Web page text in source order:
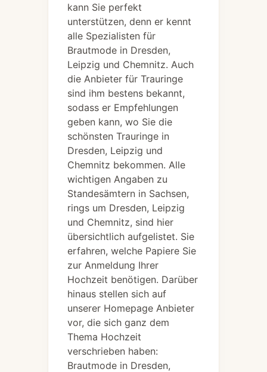
kann Sie perfekt
unterstützen, denn er kennt
alle Spezialisten für
Brautmode in Dresden,
Leipzig und Chemnitz. Auch
die Anbieter für Trauringe
sind ihm bestens bekannt,
sodass er Empfehlungen
geben kann, wo Sie die
schönsten Trauringe in
Dresden, Leipzig und
Chemnitz bekommen. Alle
wichtigen Angaben zu
Standesämtern in Sachsen,
rings um Dresden, Leipzig
und Chemnitz, sind hier
übersichtlich aufgelistet. Sie
erfahren, welche Papiere Sie
zur Anmeldung Ihrer
Hochzeit benötigen. Darüber
hinaus stellen sich auf
unserer Homepage Anbieter
vor, die sich ganz dem
Thema Hochzeit
verschrieben haben:
Brautmode in Dresden,